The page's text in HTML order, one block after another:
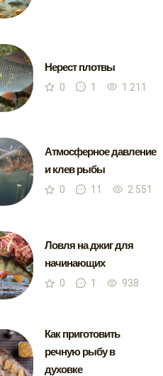
Нерест плотвы
0 1 1 211
Атмосферное давление
и клев рыбы
0 11 2 551
Ловля на джиг для
начинающих
0 1 938
Как приготовить
речную рыбу в
духовке